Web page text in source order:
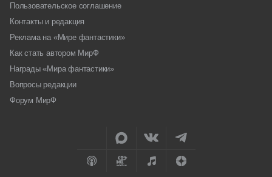
Пользовательское соглашение
Контакты и редакция
Реклама на «Мире фантастики»
Как стать автором МирФ
Награды «Мира фантастики»
Вопросы редакции
Форум МирФ